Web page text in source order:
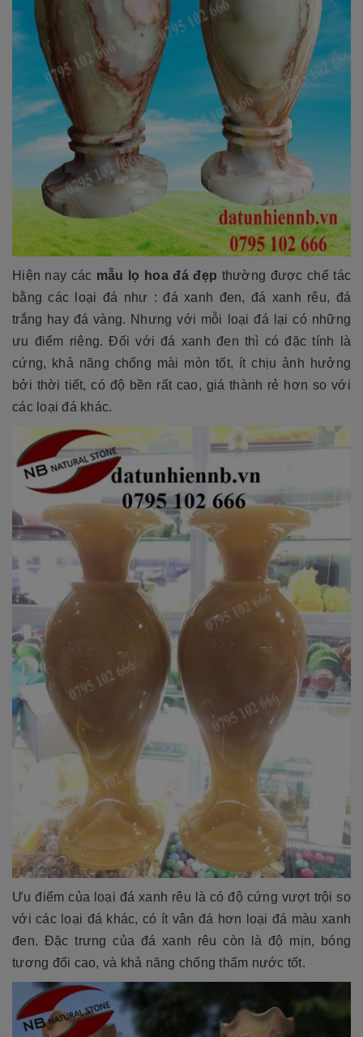
Hiện nay các mẫu lọ hoa đá đẹp thường được chế tác
bằng các loại đá như : đá xanh đen, đá xanh rêu, đá
trắng hay đá vàng. Nhưng với mỗi loại đá lại có những
ưu điểm riêng. Đối với đá xanh đen thì có đặc tính là
cứng, khả năng chống mài mòn tốt, ít chịu ảnh hưởng
bởi thời tiết, có độ bền rất cao, giá thành rẻ hơn so với
các loại đá khác.
Ưu điểm của loại đá xanh rêu là có độ cứng vượt trội so
với các loại đá khác, có ít vân đá hơn loại đá màu xanh
đen. Đặc trưng của đá xanh rêu còn là độ mịn, bóng
tương đối cao, và khả năng chống thấm nước tốt.